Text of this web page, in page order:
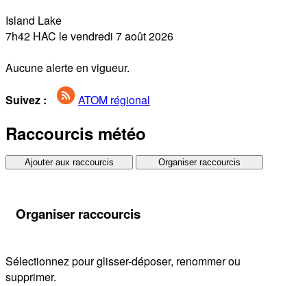
Island Lake
7h42 HAC le vendredi 7 août 2026
Aucune alerte en vigueur.
Suivez : ATOM régional
Raccourcis météo
Ajouter aux raccourcis Organiser raccourcis
Organiser raccourcis
Sélectionnez pour glisser-déposer, renommer ou
supprimer.